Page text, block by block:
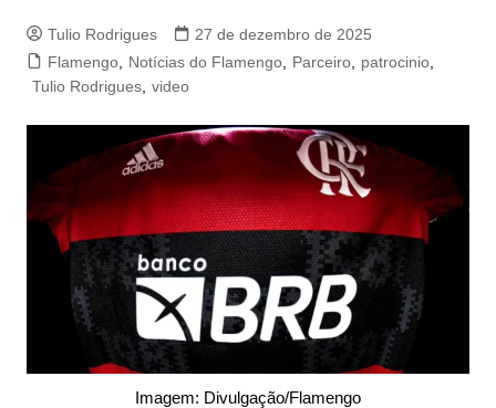
Tulio Rodrigues
27 de dezembro de 2025
Flamengo, Notícias do Flamengo, Parceiro, patrocinio,
Tulio Rodrigues, video
Imagem: Divulgação/Flamengo